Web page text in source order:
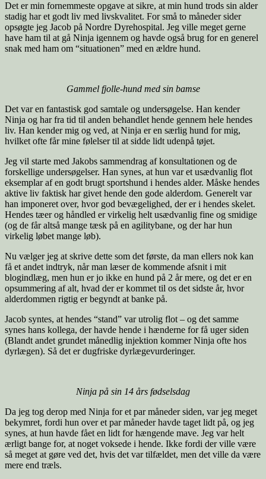
Det er min fornemmeste opgave at sikre, at min hund trods sin alder
stadig har et godt liv med livskvalitet. For små to måneder sider
opsøgte jeg Jacob på Nordre Dyrehospital. Jeg ville meget gerne
have ham til at gå Ninja igennem og havde også brug for en generel
snak med ham om “situationen” med en ældre hund.
Gammel fjolle-hund med sin bamse
Det var en fantastisk god samtale og undersøgelse. Han kender
Ninja og har fra tid til anden behandlet hende gennem hele hendes
liv. Han kender mig og ved, at Ninja er en særlig hund for mig,
hvilket ofte får mine følelser til at sidde lidt udenpå tøjet.
Jeg vil starte med Jakobs sammendrag af konsultationen og de
forskellige undersøgelser. Han synes, at hun var et usædvanlig flot
eksemplar af en godt brugt sportshund i hendes alder. Måske hendes
aktive liv faktisk har givet hende den gode alderdom. Generelt var
han imponeret over, hvor god bevægelighed, der er i hendes skelet.
Hendes tæer og håndled er virkelig helt usædvanlig fine og smidige
(og de får altså mange tæsk på en agilitybane, og der har hun
virkelig løbet mange løb).
Nu vælger jeg at skrive dette som det første, da man ellers nok kan
få et andet indtryk, når man læser de kommende afsnit i mit
blogindlæg, men hun er jo ikke en hund på 2 år mere, og det er en
opsummering af alt, hvad der er kommet til os det sidste år, hvor
alderdommen rigtig er begyndt at banke på.
Jacob syntes, at hendes “stand” var utrolig flot – og det samme
synes hans kollega, der havde hende i hænderne for få uger siden
(Blandt andet grundet månedlig injektion kommer Ninja ofte hos
dyrlægen). Så det er dugfriske dyrlægevurderinger.
Ninja på sin 14 års fødselsdag
Da jeg tog derop med Ninja for et par måneder siden, var jeg meget
bekymret, fordi hun over et par måneder havde taget lidt på, og jeg
synes, at hun havde fået en lidt for hængende mave. Jeg var helt
ærligt bange for, at noget voksede i hende. Ikke fordi der ville være
så meget at gøre ved det, hvis det var tilfældet, men det ville da være
mere end træls.